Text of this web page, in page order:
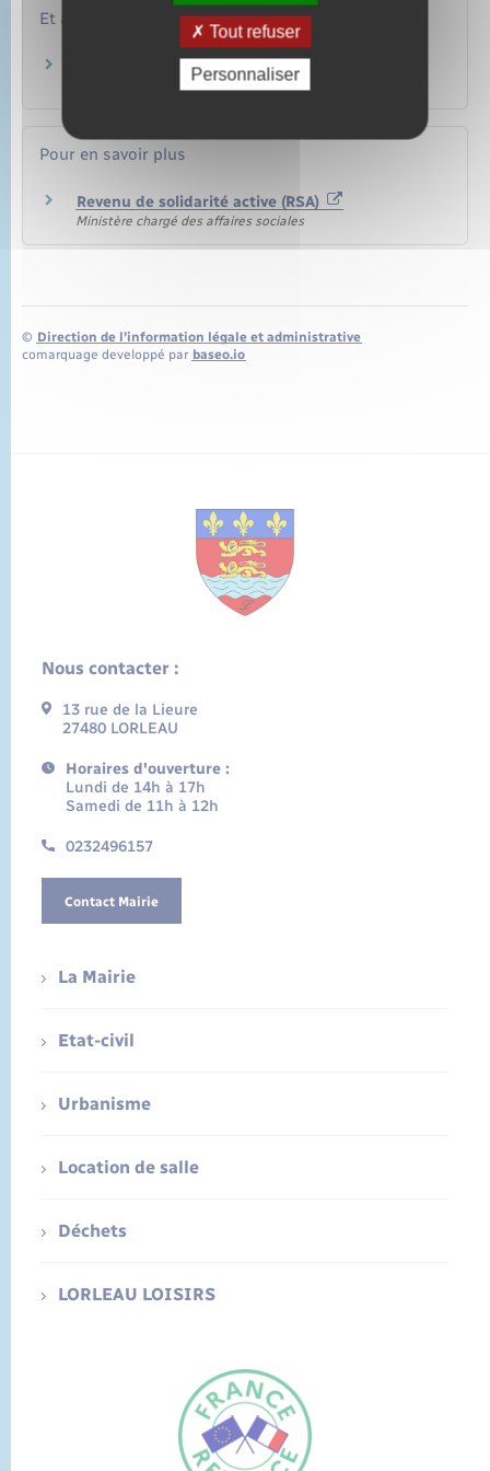
Et aussi
Prime d'activité
Pour en savoir plus
Revenu de solidarité active (RSA)
Ministère chargé des affaires sociales
© Direction de l’information légale et administrative
comarquage developpé par baseo.io
Nous contacter :
13 rue de la Lieure
27480 LORLEAU
Horaires d'ouverture :
Lundi de 14h à 17h
Samedi de 11h à 12h
0232496157
Contact Mairie
La Mairie
Etat-civil
Urbanisme
Location de salle
Déchets
LORLEAU LOISIRS
Tout refuser
Personnaliser